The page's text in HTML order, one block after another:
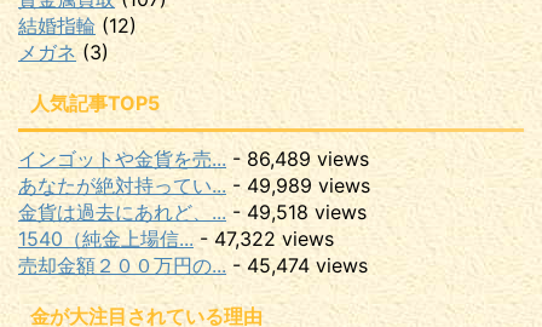
結婚指輪 (12)
メガネ (3)
人気記事TOP5
インゴットや金貨を売... - 86,489 views
あなたが絶対持ってい... - 49,989 views
金貨は過去にあれど、... - 49,518 views
1540（純金上場信... - 47,322 views
売却金額２００万円の... - 45,474 views
金が大注目されている理由